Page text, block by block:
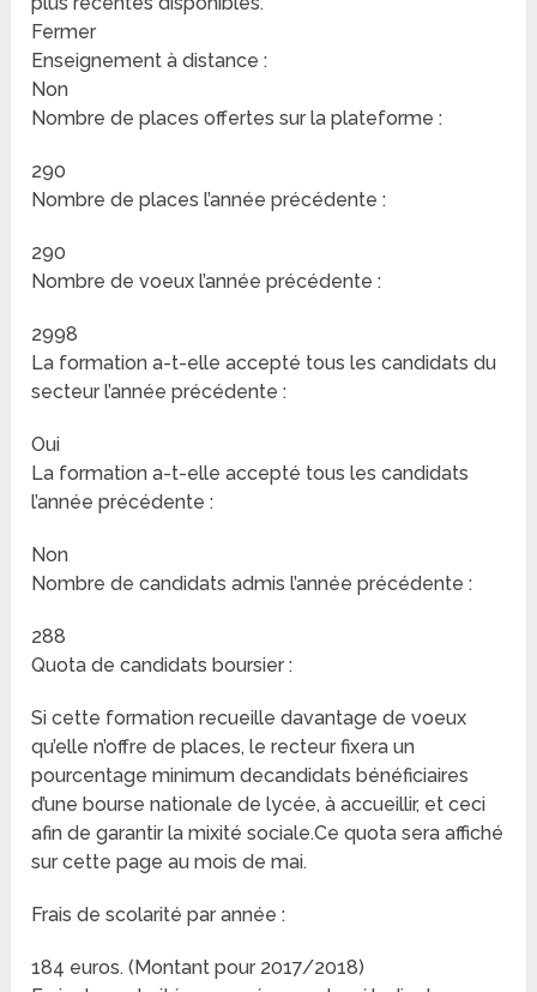
Fermer
Enseignement à distance :
Non
Nombre de places offertes sur la plateforme :
290
Nombre de places l’année précédente :
290
Nombre de voeux l’année précédente :
2998
La formation a-t-elle accepté tous les candidats du
secteur l’année précédente :
Oui
La formation a-t-elle accepté tous les candidats
l’année précédente :
Non
Nombre de candidats admis l’année précédente :
288
Quota de candidats boursier :
Si cette formation recueille davantage de voeux
qu’elle n’offre de places, le recteur fixera un
pourcentage minimum decandidats bénéficiaires
d’une bourse nationale de lycée, à accueillir, et ceci
afin de garantir la mixité sociale.Ce quota sera affiché
sur cette page au mois de mai.
Frais de scolarité par année :
184 euros. (Montant pour 2017/2018)